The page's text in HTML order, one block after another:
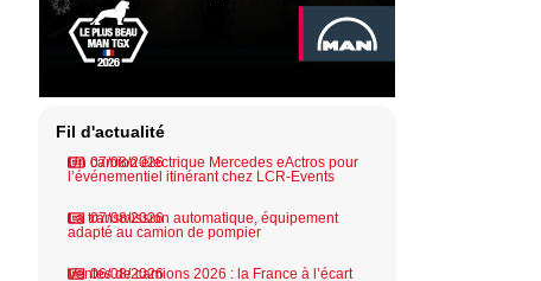
Fil d'actualité
07/08/2026
Un camion électrique Mercedes eActros pour
l’événementiel itinérant chez LCR-Events
07/08/2026
La transmission automatique, équipement
adapté au camion de pompier
06/08/2026
Ventes de camions 2026 : la France à l’écart